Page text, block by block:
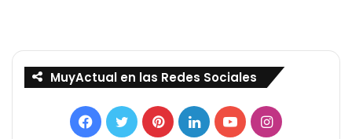
MuyActual en las Redes Sociales
Facebook
TwitterPinterestLinkedInYouTubeInstagram